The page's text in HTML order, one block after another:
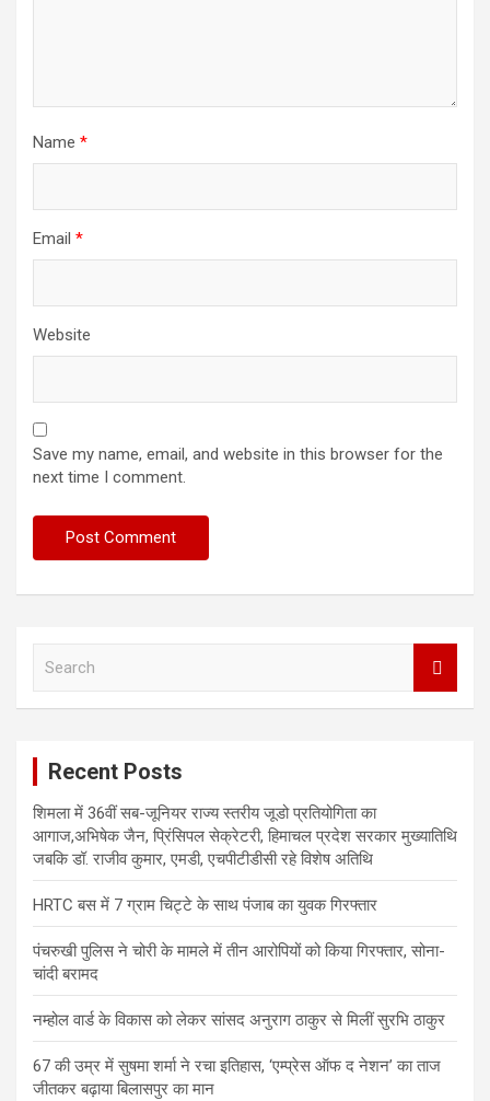
Name *
Email *
Website
Save my name, email, and website in this browser for the
next time I comment.
Recent Posts
शिमला में 36वीं सब-जूनियर राज्य स्तरीय जूडो प्रतियोगिता का
आगाज,अभिषेक जैन, प्रिंसिपल सेक्रेटरी, हिमाचल प्रदेश सरकार मुख्यातिथि
जबकि डॉ. राजीव कुमार, एमडी, एचपीटीडीसी रहे विशेष अतिथि
HRTC बस में 7 ग्राम चिट्टे के साथ पंजाब का युवक गिरफ्तार
पंचरुखी पुलिस ने चोरी के मामले में तीन आरोपियों को किया गिरफ्तार, सोना-
चांदी बरामद
नम्होल वार्ड के विकास को लेकर सांसद अनुराग ठाकुर से मिलीं सुरभि ठाकुर
67 की उम्र में सुषमा शर्मा ने रचा इतिहास, ‘एम्प्रेस ऑफ द नेशन’ का ताज
जीतकर बढ़ाया बिलासपुर का मान